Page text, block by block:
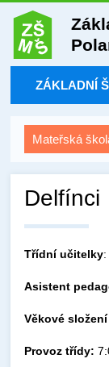
ZÁKLADNÍ
Mateřská
Delfínci
Třídní učitelky
Asistent
Věkové
Provoz třídy: